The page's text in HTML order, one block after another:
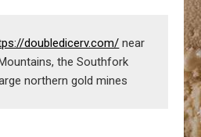
doubledicerv.com/ near
the Southfork
northern gold mines